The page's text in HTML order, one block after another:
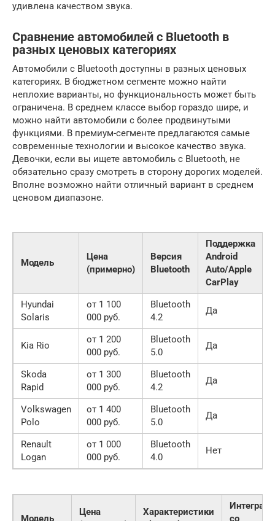
удивлена качеством звука.
Сравнение автомобилей с Bluetooth в
разных ценовых категориях
Автомобили с Bluetooth доступны в разных ценовых
категориях. В бюджетном сегменте можно найти
неплохие варианты, но функциональность может быть
ограничена. В среднем классе выбор гораздо шире, и
можно найти автомобили с более продвинутыми
функциями. В премиум-сегменте предлагаются самые
современные технологии и высокое качество звука.
Девочки, если вы ищете автомобиль с Bluetooth, не
обязательно сразу смотреть в сторону дорогих моделей.
Вполне возможно найти отличный вариант в среднем
ценовом диапазоне.
Модель
Цена
(примерно)
Версия
Bluetooth
Поддержка
Android
Auto/Apple
CarPlay
Hyundai
Solaris
от 1 100
000 руб.
Bluetooth
4.2
Да
Kia Rio
от 1 200
000 руб.
Bluetooth
5.0
Да
Skoda
Rapid
от 1 300
000 руб.
Bluetooth
4.2
Да
Volkswagen
Polo
от 1 400
000 руб.
Bluetooth
5.0
Да
Renault
Logan
от 1 000
000 руб.
Bluetooth
4.0
Нет
Модель
Цена
Характеристики
со